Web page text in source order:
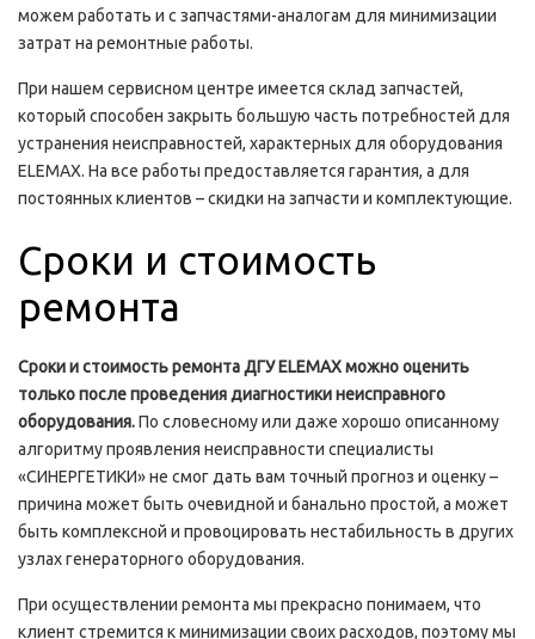
можем работать и с запчастями-аналогам для минимизации
затрат на ремонтные работы.
При нашем сервисном центре имеется склад запчастей,
который способен закрыть большую часть потребностей для
устранения неисправностей, характерных для оборудования
ELEMAX. На все работы предоставляется гарантия, а для
постоянных клиентов – скидки на запчасти и комплектующие.
Сроки и стоимость
ремонта
Сроки и стоимость ремонта ДГУELEMAX можно оценить
только после проведения диагностики неисправного
оборудования.По словесному или даже хорошо описанному
алгоритму проявления неисправности специалисты
«СИНЕРГЕТИКИ» не смог дать вам точный прогноз и оценку –
причина может быть очевидной и банально простой, а может
быть комплексной и провоцировать нестабильность в других
узлах генераторного оборудования.
При осуществлении ремонта мы прекрасно понимаем, что
клиент стремится к минимизации своих расходов, поэтому мы